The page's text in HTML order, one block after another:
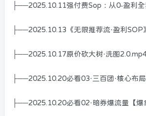
├──2025.10.11强付费Sop：从0-盈利
├──2025.10.13《无限推荐流·盈利SOP
├──2025.10.17原价砍大树·洗图
├──2025.10.20必看03·三百团·核心布
├──2025.10.20必看02·暗券爆流量【爆